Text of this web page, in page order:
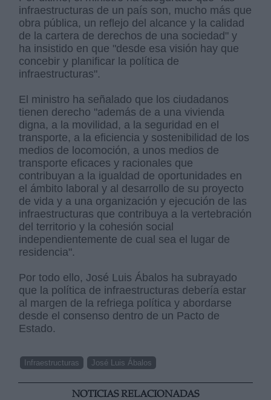
infraestructuras de un país son, mucho más que
obra pública, un reflejo del alcance y la calidad
de la cartera de derechos de una sociedad" y
ha insistido en que "desde esa visión hay que
concebir y planificar la política de
infraestructuras".
El ministro ha señalado que los ciudadanos
tienen derecho "además de a una vivienda
digna, a la movilidad, a la seguridad en el
transporte, a la eficiencia y sostenibilidad de los
medios de locomoción, a unos medios de
transporte eficaces y racionales que
contribuyan a la igualdad de oportunidades en
el ámbito laboral y al desarrollo de su proyecto
de vida y a una organización y ejecución de las
infraestructuras que contribuya a la vertebración
del territorio y la cohesión social
independientemente de cual sea el lugar de
residencia".
Por todo ello, José Luis Ábalos ha subrayado
que la política de infraestructuras debería estar
al margen de la refriega política y abordarse
desde el consenso dentro de un Pacto de
Estado.
Infraestructuras José Luis Ábalos
NOTICIAS RELACIONADAS